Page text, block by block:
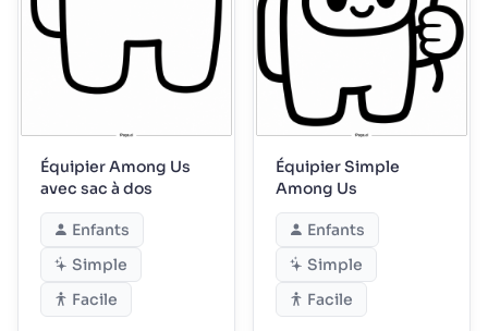
Équipier Among Us
avec sac à dos
Enfants
Simple
Facile
Équipier Simple
Among Us
Enfants
Simple
Facile